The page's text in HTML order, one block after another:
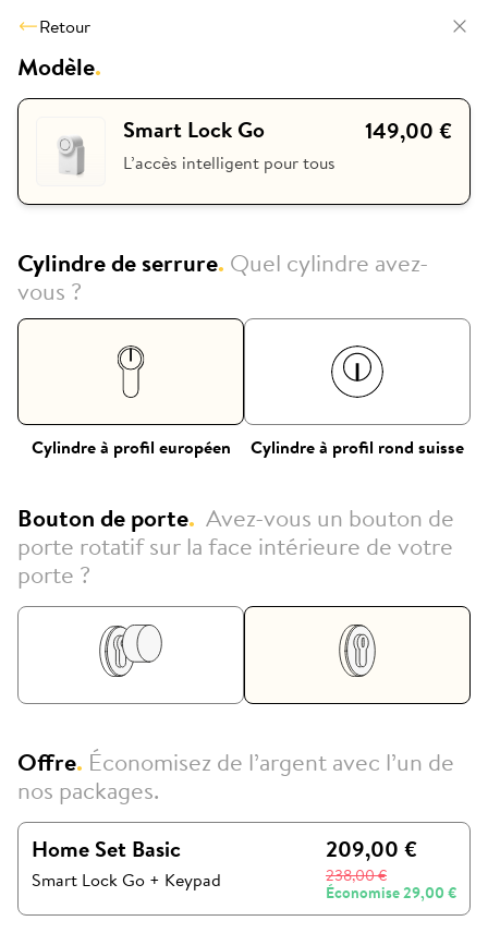
Retour
Modèle.
Smart Lock Go 149,00 €
L’accès intelligent pour tous
Cylindre de serrure. Quel cylindre avez-
vous ?
Cylindre à profil européen Cylindre à profil rond suisse
Bouton de porte. Avez-vous un bouton de
porte rotatif sur la face intérieure de votre
porte ?
Offre. Économisez de l’argent avec l’un de
nos packages.
Home Set Basic
Smart Lock Go + Keypad
209,00 €
238,00 €
Économise29,00 €